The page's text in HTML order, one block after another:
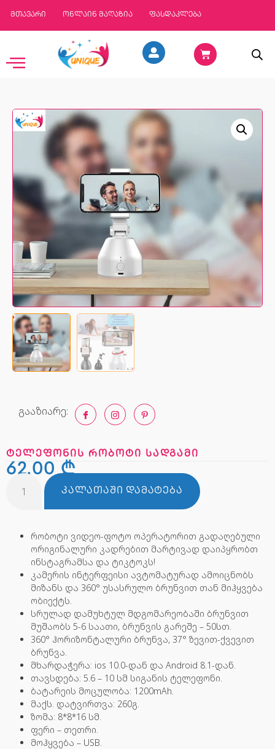
მთავარი ონლაინ მაღაზია ფასდაკლება
გააზიარე:
ტელეფონის რობოტი სადგამი
62,00₾
ᲙᲐᲚᲐᲗᲐᲨᲘ ᲓᲐᲛᲐᲢᲔᲑᲐ
რობოტი ვიდეო-ფოტო ოპერატორით გადაღებული
ორიგინალური კადრებით მარტივად დაიპყრობთ
ინსტაგრამსა და ტიკტოკს!
კამერის ინტერფეისი ავტომატურად ამოიცნობს
მიზანს და 360° უსასრულო ბრუნვით თან მიჰყვება
ობიექტს.
სრულად დამუხტულ მდგომარეობაში ბრუნვით
მუშაობს 5-6 საათი, ბრუნვის გარეშე – 50სთ.
360° ჰორიზონტალური ბრუნვა, 37° ზევით-ქვევით
ბრუნვა.
მხარდაჭერა: ios 10.0-დან და Android 8.1-დან.
თავსდება: 5.6 – 10 სმ სიგანის ტელეფონი.
ბატარეის მოცულობა: 1200mAh.
მაქს. დატვირთვა: 260გ.
ზომა: 8*8*16 სმ.
ფერი – თეთრი.
მოჰყვება – USB.